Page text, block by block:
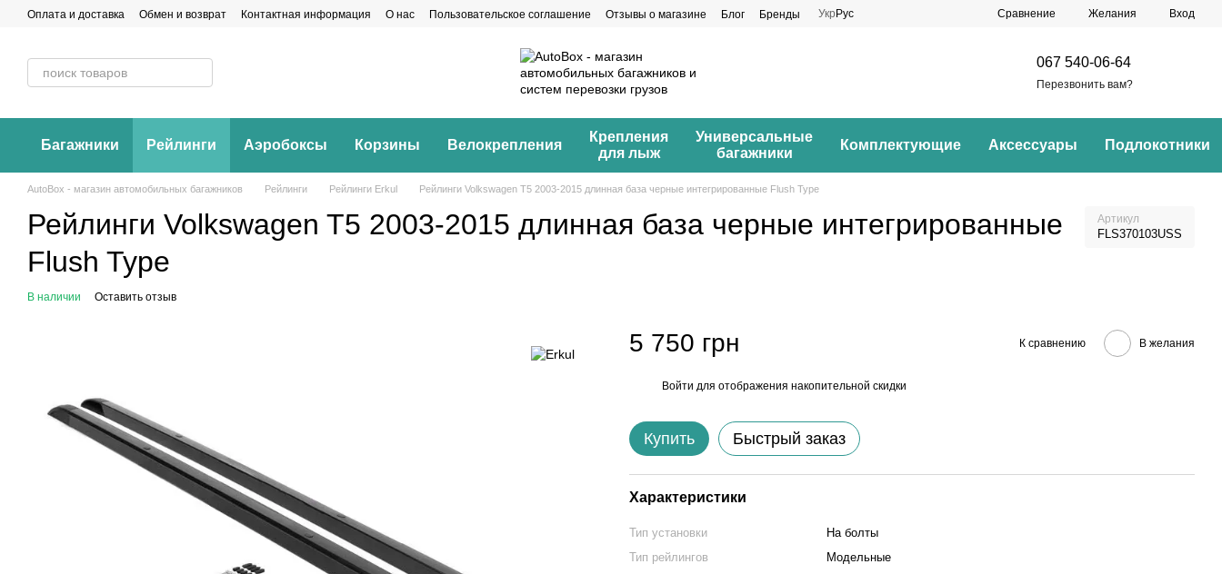
Перейти к основному контенту
Оплата и доставка Обмен и возврат Контактная информация О нас Пользовательское соглашение Отзывы о магазине Блог Бренды Укр Рус Сравнение Желания Вход
067 540-06-64
Перезвонить вам?
Багажники Рейлинги Аэробоксы Корзины Велокрепления
Крепления
для лыж
Универсальные
багажники
Комплектующие Аксессуары Подлокотники
AutoBox - магазин автомобильных багажников Рейлинги Рейлинги Erkul Рейлинги Volkswagen T5 2003-2015 длинная база черные интегрированные Flush Type
Рейлинги Volkswagen T5 2003-2015 длинная база черные интегрированные
Flush Type
Артикул
FLS370103USS
В наличии Оставить отзыв
5 750 грн К сравнению В желания
Войти для отображения накопительной скидки
Купить Быстрый заказ
Характеристики
Тип установки
На болты
Тип рейлингов
Модельные